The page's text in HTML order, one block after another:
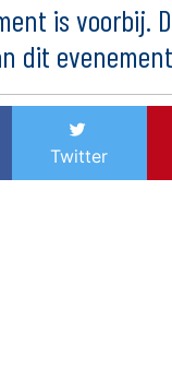
is voorbij.
dit
Twitter